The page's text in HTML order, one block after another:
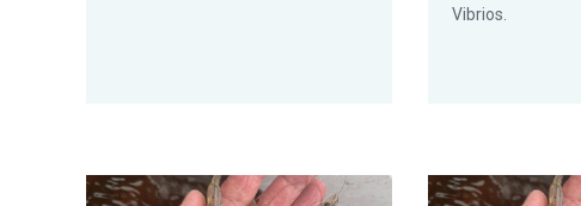
Vibrios.
Posibles funciones de la regulación epigenética y del
Potential roles of